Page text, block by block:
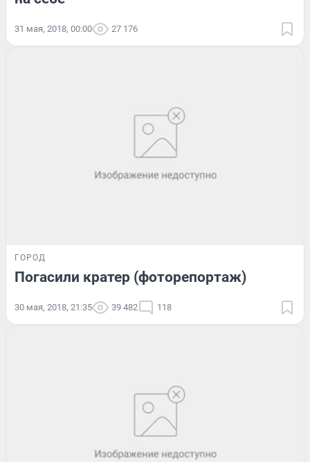
31 мая, 2018, 00:00 27 176
ГОРОД
Погасили кратер (фоторепортаж)
30 мая, 2018, 21:35 39 482 118